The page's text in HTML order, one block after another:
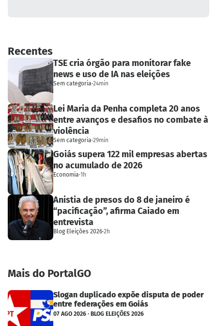
Recentes
TSE cria órgão para monitorar fake
news e uso de IA nas eleições
Sem categoria·24min
Lei Maria da Penha completa 20 anos
entre avanços e desafios no combate à
violência
Sem categoria·29min
Goiás supera 122 mil empresas abertas
no acumulado de 2026
Economia·1h
Anistia de presos do 8 de janeiro é
“pacificação”, afirma Caiado em
entrevista
Blog Eleições 2026·2h
Mais do PortalGO
Slogan duplicado expõe disputa de poder
entre federações em Goiás
07 AGO 2026 · BLOG ELEIÇÕES 2026